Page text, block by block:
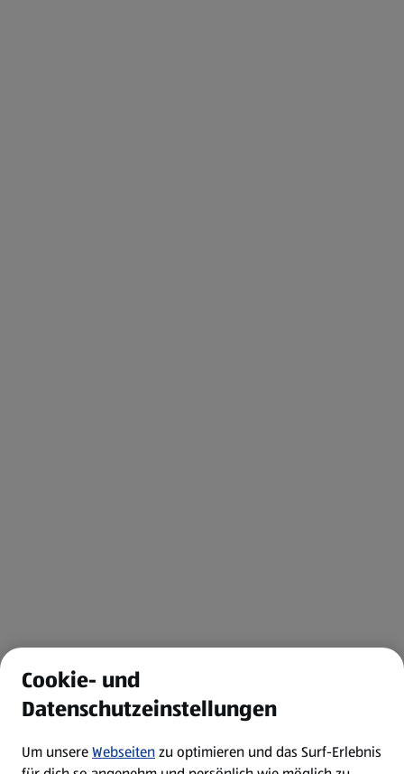
Cookie- und
Datenschutzeinstellungen
Um unsereWebseitenzu optimieren und das Surf-Erlebnis